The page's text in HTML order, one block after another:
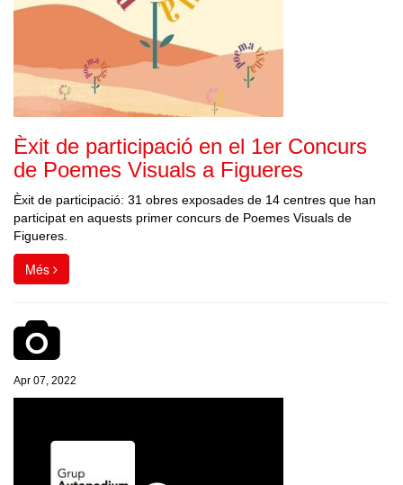
Èxit de participació en el 1er Concurs
de Poemes Visuals a Figueres
Èxit de participació: 31 obres exposades de 14 centres que han
participat en aquests primer concurs de Poemes Visuals de
Figueres.
Més
Apr 07, 2022